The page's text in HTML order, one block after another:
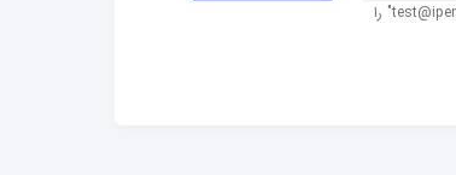
در صورتی که ایمیل ندارید، لطفاً ایمیل "test@ipemdad.com" را